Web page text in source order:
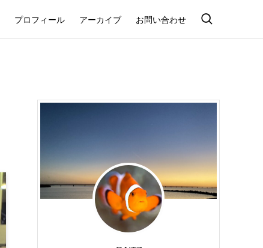
プロフィール アーカイブ お問い合わせ